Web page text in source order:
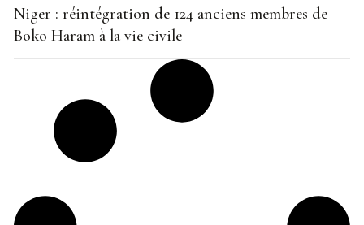
Niger : réintégration de 124 anciens membres de
Boko Haram à la vie civile